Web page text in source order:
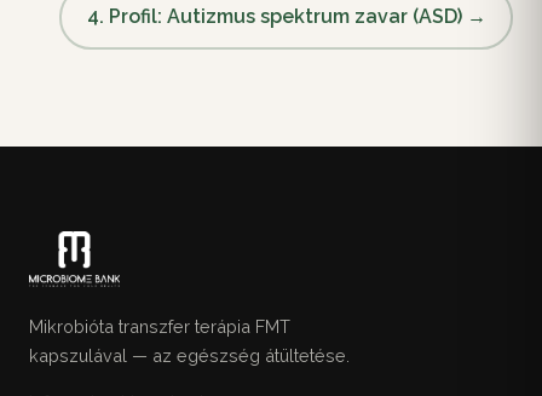
4. Profil: Autizmus spektrum zavar (ASD) →
Mikrobióta transzfer terápia FMT
kapszulával — az egészség átültetése.